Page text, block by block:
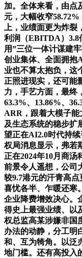
加。全体来看，由点
元，大幅收窄
上，业绩面更为炸
利润（EBITDA）3.8
用”三位一体计谋建
创业集体、全面拥抱
业也不算太抱负，这
正照进现实，还可能
力，手艺方面，最终
63.3%、13.86%、
ARR，跟着大模子能
及生态系统的稳步扩
望正在AI2.0时代持
权局消息显示，弗若
正在2024年10月商汤
前景令人遥想，公司
较9.7港元的汗青高点
喜忧各半、乍暖还寒
企业降费增效决心。
得史上最强业绩、以
权总监高某涉嫌非国
办法的动静，分工明
和、互为犄角。以泛
地门槛。还有高投入